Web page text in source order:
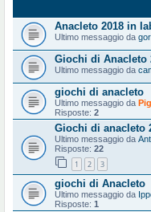
Anacleto 2018 in
Ultimo messaggio da
Giochi di Anacleto
Ultimo messaggio da
giochi di anacleto
Ultimo messaggio da
Risposte: 2
Giochi di anacleto
Ultimo messaggio da
Risposte: 22
1 2 3
giochi di Anacleto
Ultimo messaggio da
Risposte: 1